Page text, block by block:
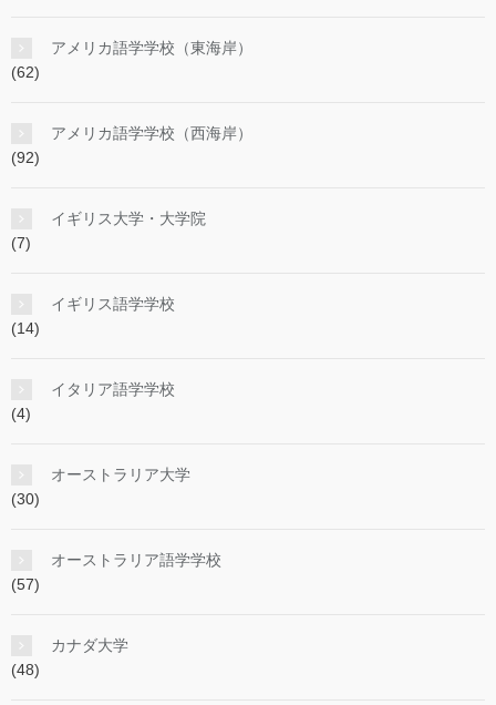
アメリカ語学学校（東海岸）
(62)
アメリカ語学学校（西海岸）
(92)
イギリス大学・大学院
(7)
イギリス語学学校
(14)
イタリア語学学校
(4)
オーストラリア大学
(30)
オーストラリア語学学校
(57)
カナダ大学
(48)